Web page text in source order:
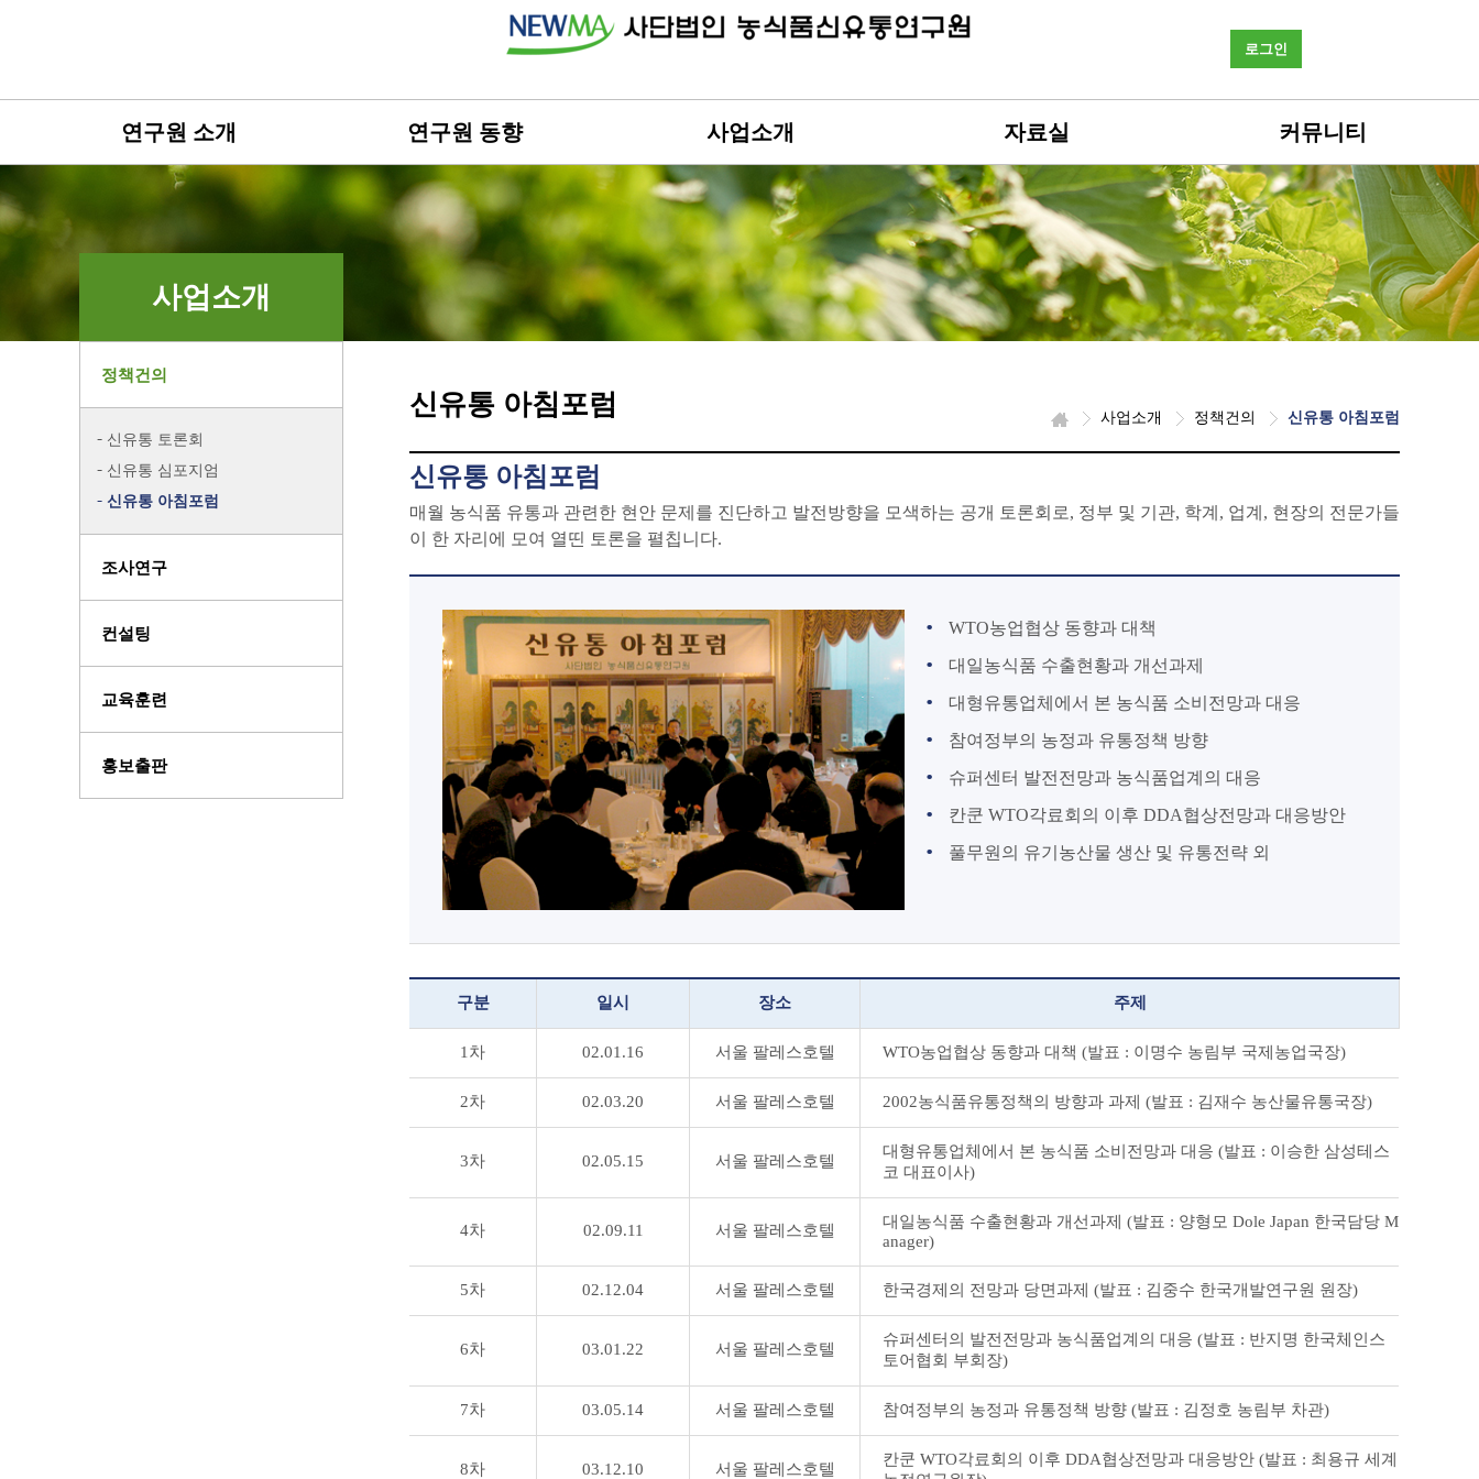
로그인
연구원 소개 연구원 동향 사업소개 자료실 커뮤니티
사업소개
정책건의
신유통 토론회
신유통 심포지엄
신유통 아침포럼
조사연구
컨설팅
교육훈련
홍보출판
신유통 아침포럼 사업소개 정책건의 신유통 아침포럼
신유통 아침포럼
매월 농식품 유통과 관련한 현안 문제를 진단하고 발전방향을 모색하는 공개 토론회로, 정부 및 기관, 학계, 업계, 현장의 전문가들
이 한 자리에 모여 열띤 토론을 펼칩니다.
WTO농업협상 동향과 대책
대일농식품 수출현황과 개선과제
대형유통업체에서 본 농식품 소비전망과 대응
참여정부의 농정과 유통정책 방향
슈퍼센터 발전전망과 농식품업계의 대응
칸쿤 WTO각료회의 이후 DDA협상전망과 대응방안
풀무원의 유기농산물 생산 및 유통전략 외
구분 일시 장소 주제
1차 02.01.16 서울 팔레스호텔 WTO농업협상 동향과 대책 (발표 : 이명수 농림부 국제농업국장)
2차 02.03.20 서울 팔레스호텔 2002농식품유통정책의 방향과 과제 (발표 : 김재수 농산물유통국장)
3차 02.05.15 서울 팔레스호텔
대형유통업체에서 본 농식품 소비전망과 대응 (발표 : 이승한 삼성테스
코 대표이사)
4차 02.09.11 서울 팔레스호텔
대일농식품 수출현황과 개선과제 (발표 : 양형모 Dole Japan 한국담당 M
anager)
5차 02.12.04 서울 팔레스호텔 한국경제의 전망과 당면과제 (발표 : 김중수 한국개발연구원 원장)
6차 03.01.22 서울 팔레스호텔
슈퍼센터의 발전전망과 농식품업계의 대응 (발표 : 반지명 한국체인스
토어협회 부회장)
7차 03.05.14 서울 팔레스호텔 참여정부의 농정과 유통정책 방향 (발표 : 김정호 농림부 차관)
8차 03.12.10 서울 팔레스호텔
칸쿤 WTO각료회의 이후 DDA협상전망과 대응방안 (발표 : 최용규 세계